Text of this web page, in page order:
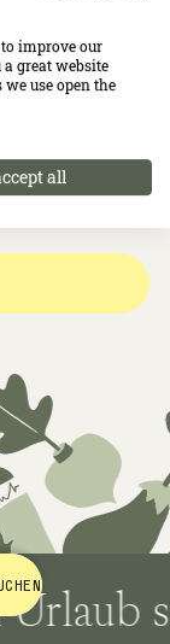
so
improve our
great website
use open the
all